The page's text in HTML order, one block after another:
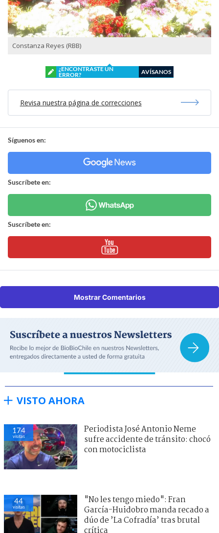
Constanza Reyes (RBB)
¿ENCONTRASTE UN
ERROR?
AVÍSANOS
Revisa nuestra página de correcciones
Síguenos en:
Suscríbete en:
Suscríbete en:
Mostrar Comentarios
VISTO AHORA
174
visitas
Periodista José Antonio Neme
sufre accidente de tránsito: chocó
con motociclista
44
visitas
"No les tengo miedo": Fran
García-Huidobro manda recado a
dúo de ’La Cofradía’ tras brutal